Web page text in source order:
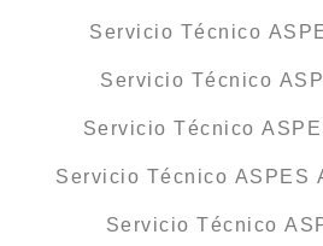
Servicio Técnico
Servicio Técnico
Servicio Técnico
Servicio Técnico ASPES
Servicio Técnico